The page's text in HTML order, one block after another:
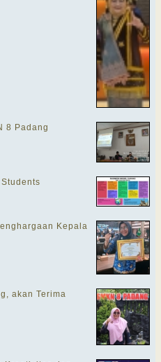
8 Padang
Kepala
akan Terima